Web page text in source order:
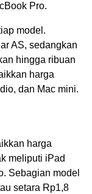
Pro.
model.
AS, sedangkan
hingga ribuan
harga
dan Mac mini.
harga
meliputi iPad
Sebagian model
setara Rp1,8